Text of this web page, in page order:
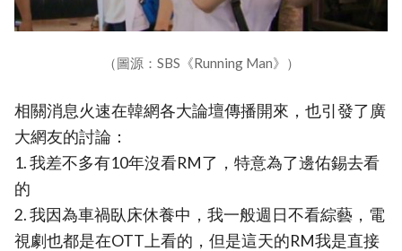
（圖源：SBS《Running Man》）
相關消息火速在韓網各大論壇傳播開來，也引發了廣
大網友的討論：
1. 我差不多有10年沒看RM了，特意為了邊佑錫去看
的
2. 我因為車禍臥床休養中，我一般週日不看綜藝，電
視劇也都是在OTT上看的，但是這天的RM我是直接